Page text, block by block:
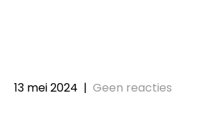
13 mei 2024 | Geen reacties